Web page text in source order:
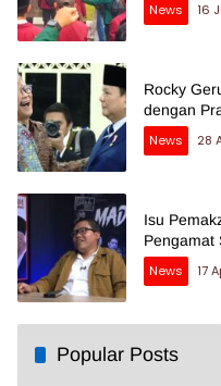
News
16
Rocky
dengan
News
28
Isu
Pengamat
News
17
Popular Posts